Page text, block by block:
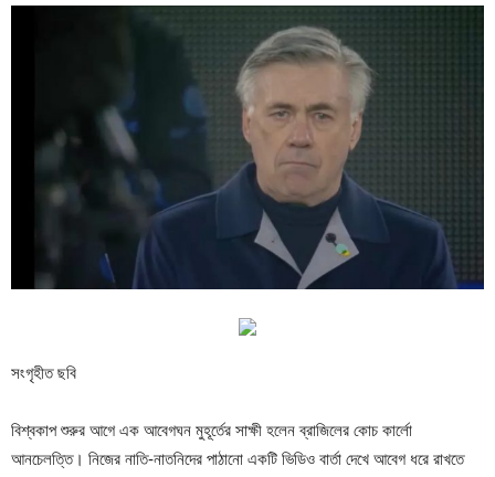
সংগৃহীত ছবি
বিশ্বকাপ শুরুর আগে এক আবেগঘন মুহূর্তের সাক্ষী হলেন ব্রাজিলের কোচ কার্লো
আনচেলত্তি। নিজের নাতি-নাতনিদের পাঠানো একটি ভিডিও বার্তা দেখে আবেগ ধরে রাখতে